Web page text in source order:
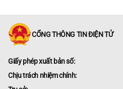
CỔNG
Giấy phép xuất bản số:
Chịu trách nhiệm chính: